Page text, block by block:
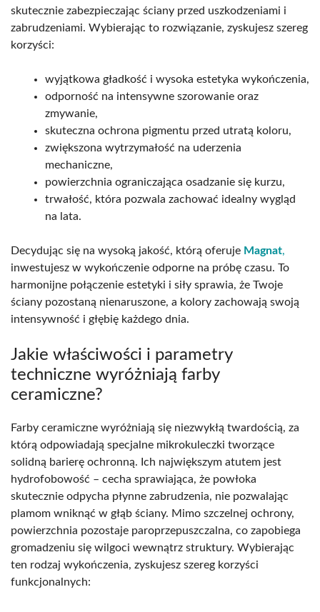
skutecznie zabezpieczając ściany przed uszkodzeniami i
zabrudzeniami. Wybierając to rozwiązanie, zyskujesz szereg
korzyści:
wyjątkowa gładkość i wysoka estetyka wykończenia,
odporność na intensywne szorowanie oraz
zmywanie,
skuteczna ochrona pigmentu przed utratą koloru,
zwiększona wytrzymałość na uderzenia
mechaniczne,
powierzchnia ograniczająca osadzanie się kurzu,
trwałość, która pozwala zachować idealny wygląd
na lata.
Decydując się na wysoką jakość, którą oferuje Magnat,
inwestujesz w wykończenie odporne na próbę czasu. To
harmonijne połączenie estetyki i siły sprawia, że Twoje
ściany pozostaną nienaruszone, a kolory zachowają swoją
intensywność i głębię każdego dnia.
Jakie właściwości i parametry
techniczne wyróżniają farby
ceramiczne?
Farby ceramiczne wyróżniają się niezwykłą twardością, za
którą odpowiadają specjalne mikrokuleczki tworzące
solidną barierę ochronną. Ich największym atutem jest
hydrofobowość – cecha sprawiająca, że powłoka
skutecznie odpycha płynne zabrudzenia, nie pozwalając
plamom wniknąć w głąb ściany. Mimo szczelnej ochrony,
powierzchnia pozostaje paroprzepuszczalna, co zapobiega
gromadzeniu się wilgoci wewnątrz struktury. Wybierając
ten rodzaj wykończenia, zyskujesz szereg korzyści
funkcjonalnych: